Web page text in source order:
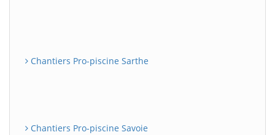
Chantiers Pro-piscine Sarthe
Chantiers Pro-piscine Savoie